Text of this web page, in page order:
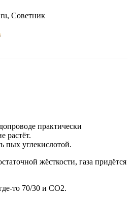
Советник
практически
растёт.
пых углекислотой.
жёсткости, газа придётся
то 70/30 и СО2.